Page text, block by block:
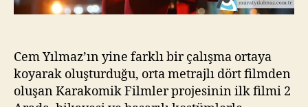
Cem Yılmaz’ın yine farklı bir çalışma ortaya
koyarak oluşturduğu, orta metrajlı dört filmden
oluşan Karakomik Filmler projesinin ilk filmi 2